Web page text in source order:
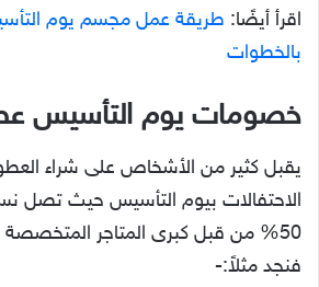
اقرأ أيضًا:
بالخطوات
خصومات يوم التأسيس
يقبل كثير من الأشخاص على شراء
الاحتفالات بيوم التأسيس حيث تصل
50% من قبل كبرى المتاجر
فنجد مثلاً:-